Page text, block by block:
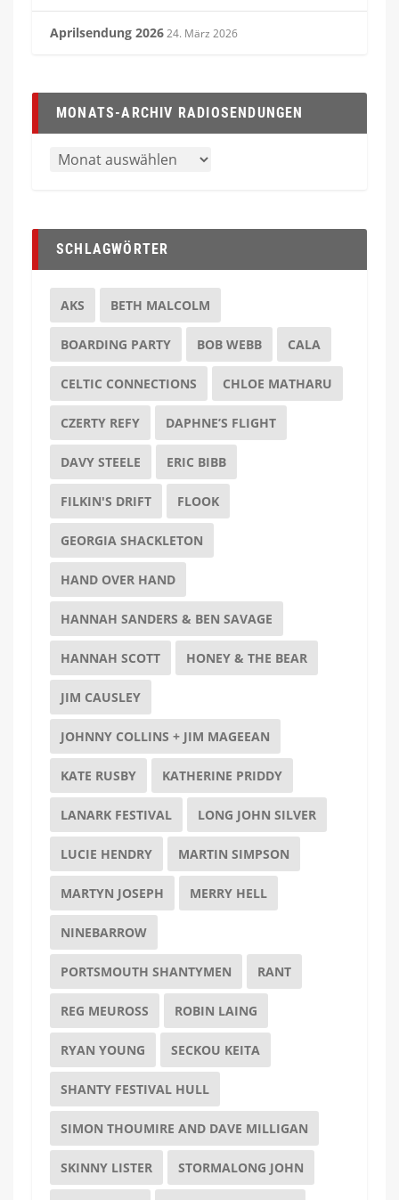
Aprilsendung 202624. März 2026
MONATS-ARCHIV RADIOSENDUNGEN
SCHLAGWÖRTER
AKS BETH MALCOLM
BOARDING PARTY BOB WEBB CALA
CELTIC CONNECTIONS CHLOE MATHARU
CZERTY REFY DAPHNE’S FLIGHT
DAVY STEELE ERIC BIBB
FILKIN'S DRIFT FLOOK
GEORGIA SHACKLETON
HAND OVER HAND
HANNAH SANDERS & BEN SAVAGE
HANNAH SCOTT HONEY & THE BEAR
JIM CAUSLEY
JOHNNY COLLINS + JIM MAGEEAN
KATE RUSBY KATHERINE PRIDDY
LANARK FESTIVAL LONG JOHN SILVER
LUCIE HENDRY MARTIN SIMPSON
MARTYN JOSEPH MERRY HELL
NINEBARROW
PORTSMOUTH SHANTYMEN RANT
REG MEUROSS ROBIN LAING
RYAN YOUNG SECKOU KEITA
SHANTY FESTIVAL HULL
SIMON THOUMIRE AND DAVE MILLIGAN
SKINNY LISTER STORMALONG JOHN